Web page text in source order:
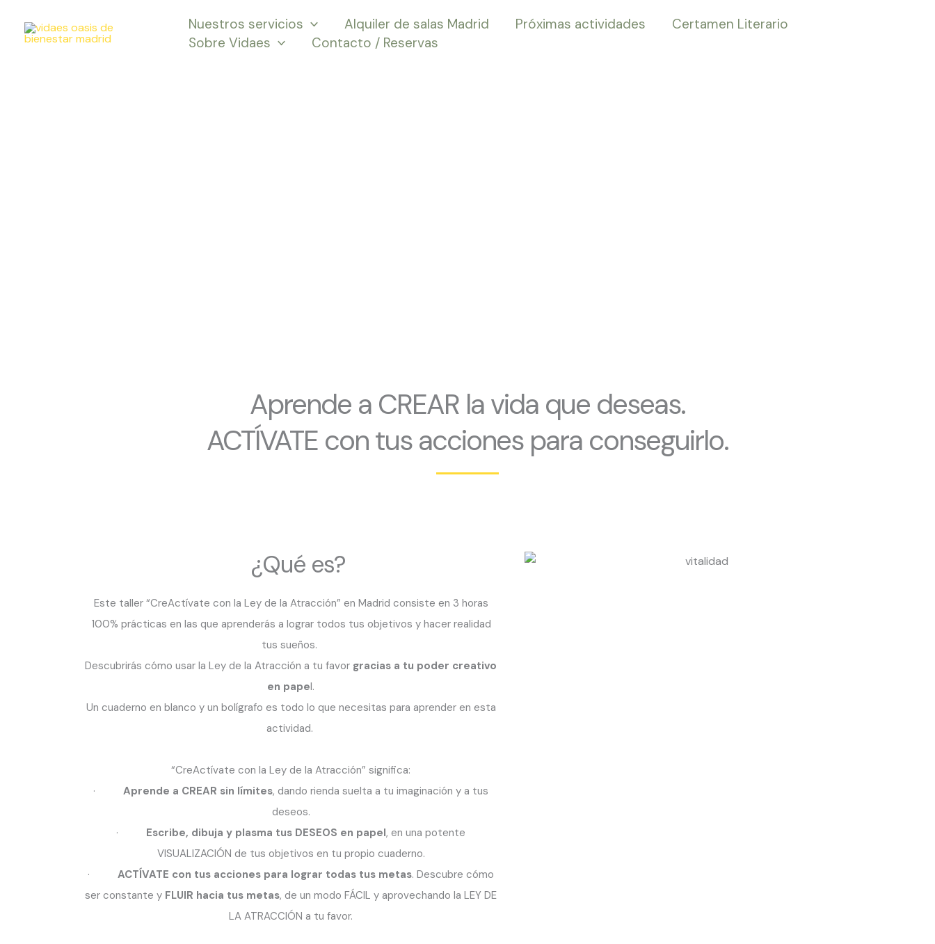
Nuestros servicios Alquiler de salas Madrid Próximas actividades
Certamen Literario
Sobre Vidaes
Contacto / Reservas
Aprende a CREAR la vida que deseas.
ACTÍVATE con tus acciones para conseguirlo.
¿Qué es?
Este taller “CreActívate con la Ley de la Atracción” en Madrid consiste en 3 horas
100% prácticas en las que aprenderás a lograr todos tus objetivos y hacer realidad
tus sueños.
Descubrirás cómo usar la Ley de la Atracción a tu favor gracias a tu poder creativo
en papel.
Un cuaderno en blanco y un bolígrafo es todo lo que necesitas para aprender en esta
actividad.
“CreActívate con la Ley de la Atracción” significa:
· Aprende a CREAR sin límites, dando rienda suelta a tu imaginación y a tus
deseos.
·
Escribe, dibuja y plasma tus DESEOS en papel, en una potente
VISUALIZACIÓN de tus objetivos en tu propio cuaderno.
· ACTÍVATE con tus acciones para lograr todas tus metas. Descubre cómo
ser constante y FLUIR hacia tus metas, de un modo FÁCIL y aprovechando la LEY DE
LA ATRACCIÓN a tu favor.